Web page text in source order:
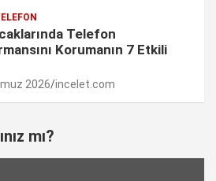
Telefon
Korumanın 7 Etkili
2026 incelet.com
mı?